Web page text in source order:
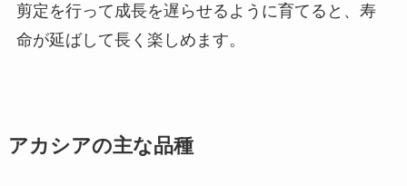
剪定を行って成長を遅らせるように育てると、寿
命が延ばして長く楽しめます。
アカシアの主な品種